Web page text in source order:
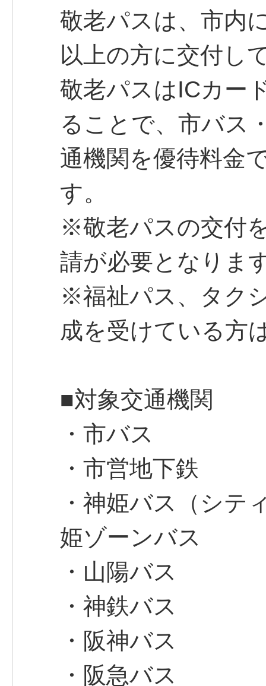
敬老パスは、市内
以上の方に交付し
敬老パスはICカー
ることで、市バス
通機関を優待料金
す。
※敬老パスの交付
請が必要となりま
※福祉パス、タク
成を受けている方
■対象交通機関
・市バス
・市営地下鉄
・神姫バス（シテ
姫ゾーンバス
・山陽バス
・神鉄バス
・阪神バス
・阪急バス